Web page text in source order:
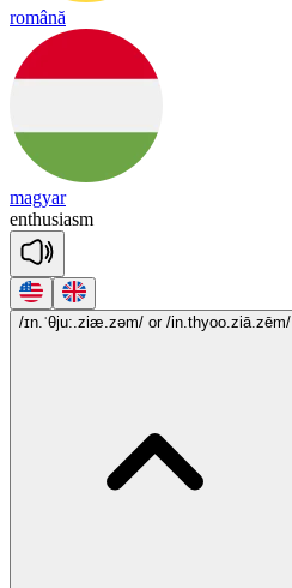
română
magyar
enthusiasm
/ɪn.ˈθju:.ziæ.zəm/ or /in.thyoo.ziā.zēm/